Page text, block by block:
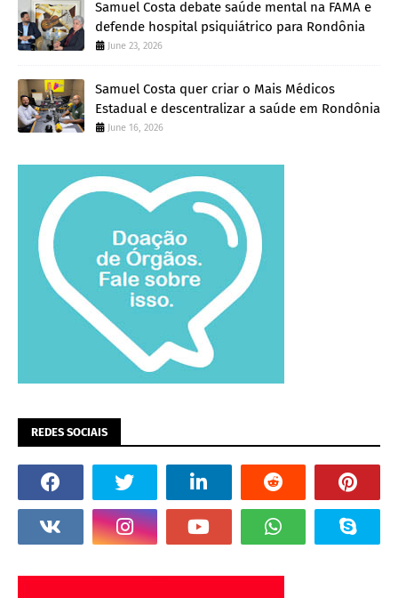
Samuel Costa debate saúde mental na FAMA e
defende hospital psiquiátrico para Rondônia
June 23, 2026
Samuel Costa quer criar o Mais Médicos
Estadual e descentralizar a saúde em Rondônia
June 16, 2026
REDES SOCIAIS